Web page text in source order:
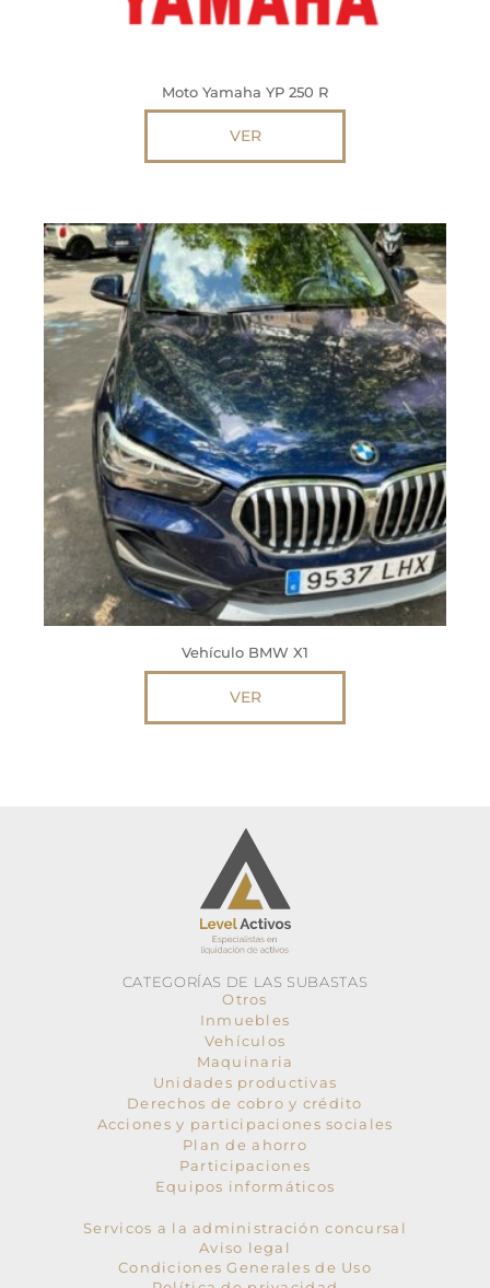
Moto Yamaha YP 250 R
VER
Vehículo BMW X1
VER
CATEGORÍAS DE LAS SUBASTAS
Otros
Inmuebles
Vehículos
Maquinaria
Unidades productivas
Derechos de cobro y crédito
Acciones y participaciones sociales
Plan de ahorro
Participaciones
Equipos informáticos
Servicos a la administración concursal
Aviso legal
Condiciones Generales de Uso